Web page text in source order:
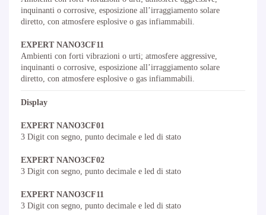
inquinanti o corrosive, esposizione all’irraggiamento solare
diretto, con atmosfere esplosive o gas infiammabili.
EXPERT NANO3CF11
Ambienti con forti vibrazioni o urti; atmosfere aggressive,
inquinanti o corrosive, esposizione all’irraggiamento solare
diretto, con atmosfere esplosive o gas infiammabili.
Display
EXPERT NANO3CF01
3 Digit con segno, punto decimale e led di stato
EXPERT NANO3CF02
3 Digit con segno, punto decimale e led di stato
EXPERT NANO3CF11
3 Digit con segno, punto decimale e led di stato